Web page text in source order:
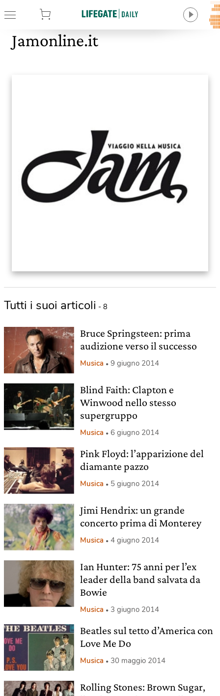
Jamonline.it
Tutti i suoi articoli - 8
Bruce Springsteen: prima
audizione verso il successo
Musica 9 giugno 2014
Blind Faith: Clapton e
Winwood nello stesso
supergruppo
Musica 6 giugno 2014
Pink Floyd: l’apparizione del
diamante pazzo
Musica 5 giugno 2014
Jimi Hendrix: un grande
concerto prima di Monterey
Musica 4 giugno 2014
Ian Hunter: 75 anni per l’ex
leader della band salvata da
Bowie
Musica 3 giugno 2014
Beatles sul tetto d’America con
Love Me Do
Musica 30 maggio 2014
Rolling Stones: Brown Sugar,